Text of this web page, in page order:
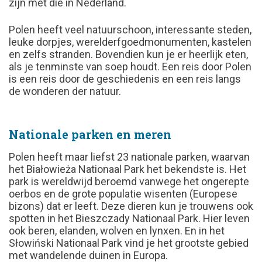
zijn met die in Nederland.
Polen heeft veel natuurschoon, interessante steden,
leuke dorpjes, werelderfgoedmonumenten, kastelen
en zelfs stranden. Bovendien kun je er heerlijk eten,
als je tenminste van soep houdt. Een reis door Polen
is een reis door de geschiedenis en een reis langs
de wonderen der natuur.
Nationale parken en meren
Polen heeft maar liefst 23 nationale parken, waarvan
het Białowieża Nationaal Park het bekendste is. Het
park is wereldwijd beroemd vanwege het ongerepte
oerbos en de grote populatie wisenten (Europese
bizons) dat er leeft. Deze dieren kun je trouwens ook
spotten in het Bieszczady Nationaal Park. Hier leven
ook beren, elanden, wolven en lynxen. En in het
Słowiński Nationaal Park vind je het grootste gebied
met wandelende duinen in Europa.